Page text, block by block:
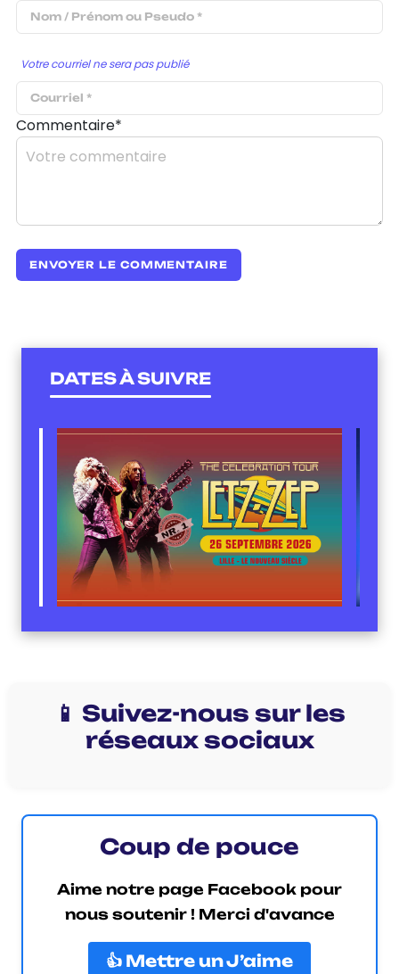
Votre courriel ne sera pas publié
Commentaire*
DATES À SUIVRE
📱 Suivez-nous sur les
réseaux sociaux
Coup de pouce
Aime notre page Facebook pour
nous soutenir ! Merci d'avance
👍 Mettre un J’aime